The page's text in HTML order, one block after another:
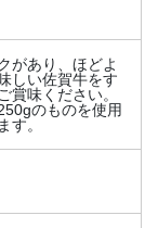
があり、ほどよ
しい佐賀牛をす
賞味ください。
のものを使用
す。